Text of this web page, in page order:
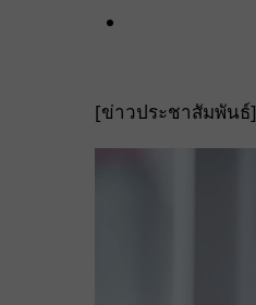
[ข่าวประชาสัมพันธ์]